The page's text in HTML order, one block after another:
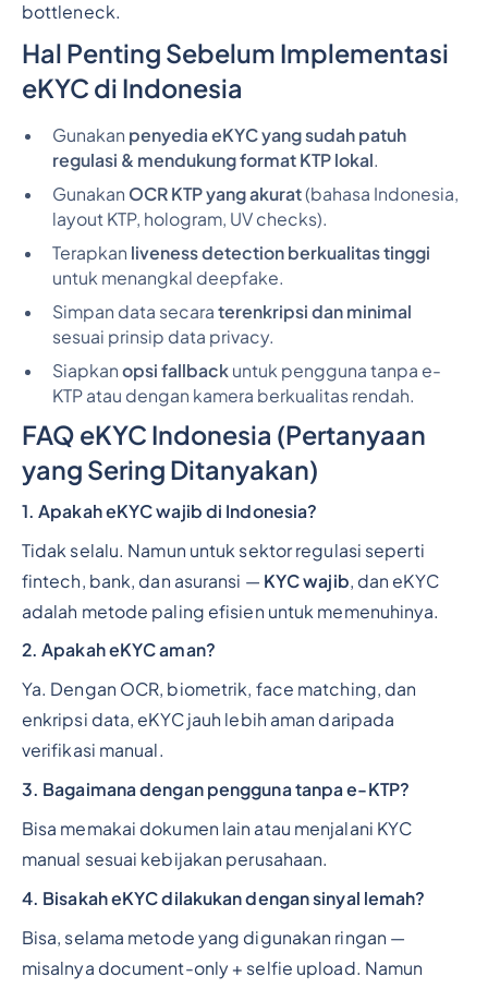
bottleneck.
Hal Penting Sebelum Implementasi
eKYC di Indonesia
Gunakan penyedia eKYC yang sudah patuh
regulasi & mendukung format KTP lokal.
Gunakan OCR KTP yang akurat(bahasa Indonesia,
layout KTP, hologram, UV checks).
Terapkan liveness detection berkualitas tinggi
untuk menangkal deepfake.
Simpan data secara terenkripsi dan minimal
sesuai prinsip data privacy.
Siapkan opsi fallbackuntuk pengguna tanpa e-
KTP atau dengan kamera berkualitas rendah.
FAQ eKYC Indonesia (Pertanyaan
yang Sering Ditanyakan)
1. Apakah eKYC wajib di Indonesia?
Tidak selalu. Namun untuk sektor regulasi seperti
fintech, bank, dan asuransi — KYC wajib, dan eKYC
adalah metode paling efisien untuk memenuhinya.
2. Apakah eKYC aman?
Ya. Dengan OCR, biometrik, face matching, dan
enkripsi data, eKYC jauh lebih aman daripada
verifikasi manual.
3. Bagaimana dengan pengguna tanpa e-KTP?
Bisa memakai dokumen lain atau menjalani KYC
manual sesuai kebijakan perusahaan.
4. Bisakah eKYC dilakukan dengan sinyal lemah?
Bisa, selama metode yang digunakan ringan —
misalnya document-only + selfie upload. Namun